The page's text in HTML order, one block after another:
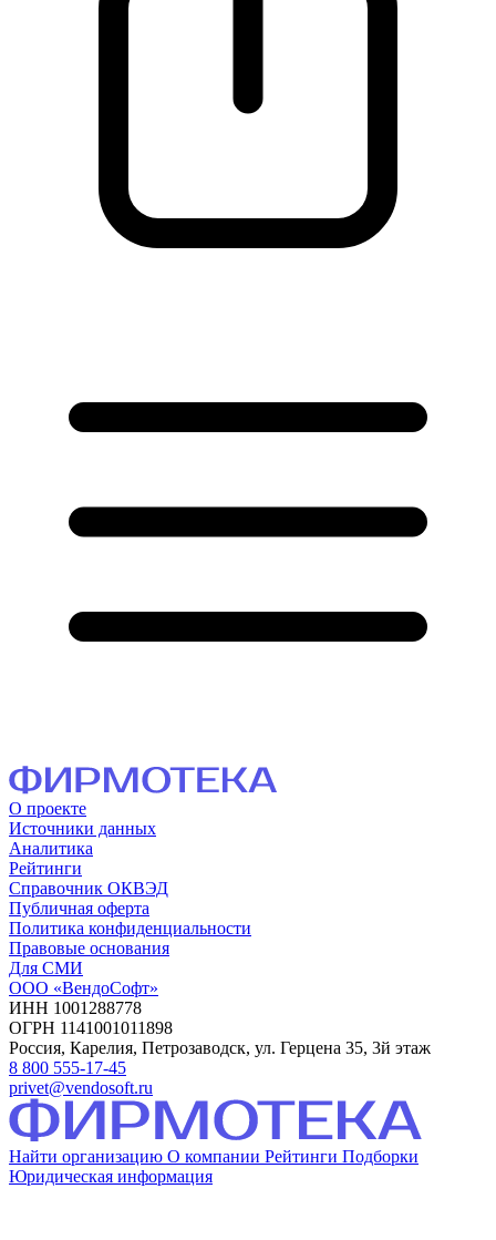
О проекте
Источники данных
Аналитика
Рейтинги
Справочник ОКВЭД
Публичная оферта
Политика конфиденциальности
Правовые основания
Для СМИ
ООО «ВендоСофт»
ИНН 1001288778
ОГРН 1141001011898
Россия, Карелия, Петрозаводск, ул. Герцена 35, 3й этаж
8 800 555-17-45
privet@vendosoft.ru
Найти организацию О компании Рейтинги Подборки
Юридическая информация